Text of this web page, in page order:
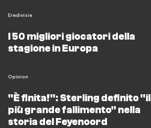
Eredivisie
I 50 migliori giocatori della
stagione in Europa
Opinion
"È finita!": Sterling definito "il
più grande fallimento" nella
storia del Feyenoord